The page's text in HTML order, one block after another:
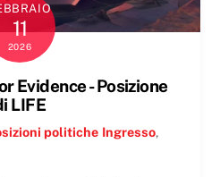
11
2026
Evidence - Posizione
LIFE
politiche Ingresso,